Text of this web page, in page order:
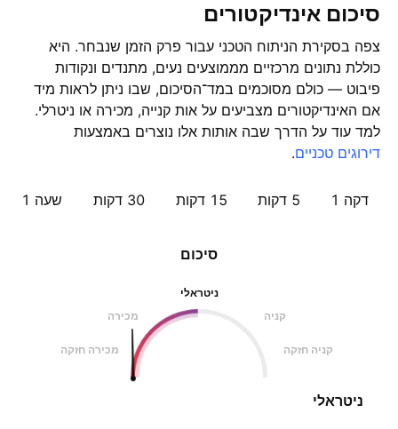
סיכום אינדיקטורים
צפה בסקירת הניתוח הטכני עבור פרק הזמן שנבחר. היא
כוללת נתונים מרכזיים מממוצעים נעים, מתנדים ונקודות
פיבוט — כולם מסוכמים במד־הסיכום, שבו ניתן לראות מיד
אם האינדיקטורים מצביעים על אות קנייה, מכירה או ניטרלי.
למד עוד על הדרך שבה אותות אלו נוצרים באמצעות
דירוגים טכניים.
דקה 1 5 דקות 15 דקות 30 דקות שעה ‎1‎
סיכום
ניטראלי
מכירה
קניה
מכירה חזקה קניה חזקה
ניטראלי